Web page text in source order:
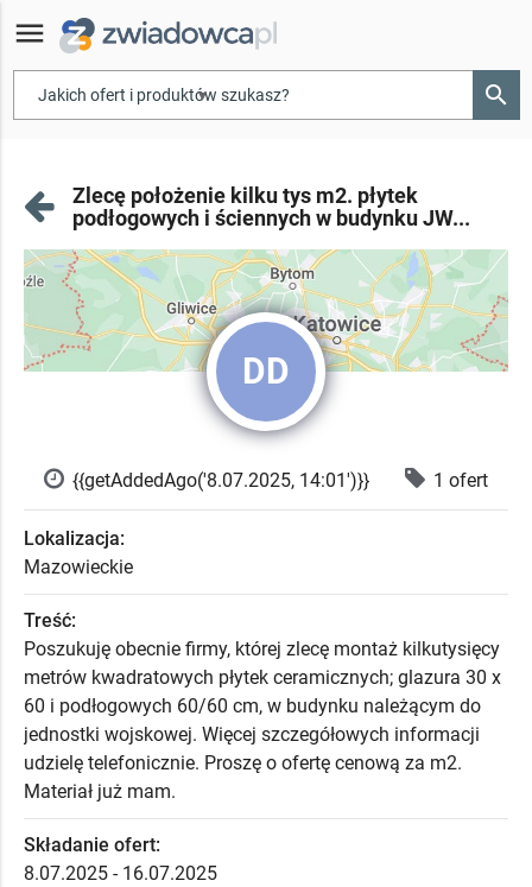
menu
▾ search
Zlecę położenie kilku tys m2. płytek
podłogowych i ściennych w budynku JW...
DD
{{getAddedAgo('8.07.2025, 14:01')}} 1 ofert
Lokalizacja:
Mazowieckie
Treść:
Poszukuję obecnie firmy, której zlecę montaż kilkutysięcy
metrów kwadratowych płytek ceramicznych; glazura 30 x
60 i podłogowych 60/60 cm, w budynku należącym do
jednostki wojskowej. Więcej szczegółowych informacji
udzielę telefonicznie. Proszę o ofertę cenową za m2.
Materiał już mam.
Składanie ofert:
8.07.2025 - 16.07.2025